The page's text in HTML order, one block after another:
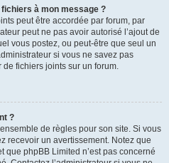
à mon message ?
peut être accordée par forum, par
peut ne pas avoir autorisé l’ajout de
vous postez, ou peut-être que seul un
si vous ne savez pas
fichiers joints sur un forum.
?
de règles pour son site. Si vous
recevoir un avertissement. Notez que
que phpBB Limited n’est pas concerné